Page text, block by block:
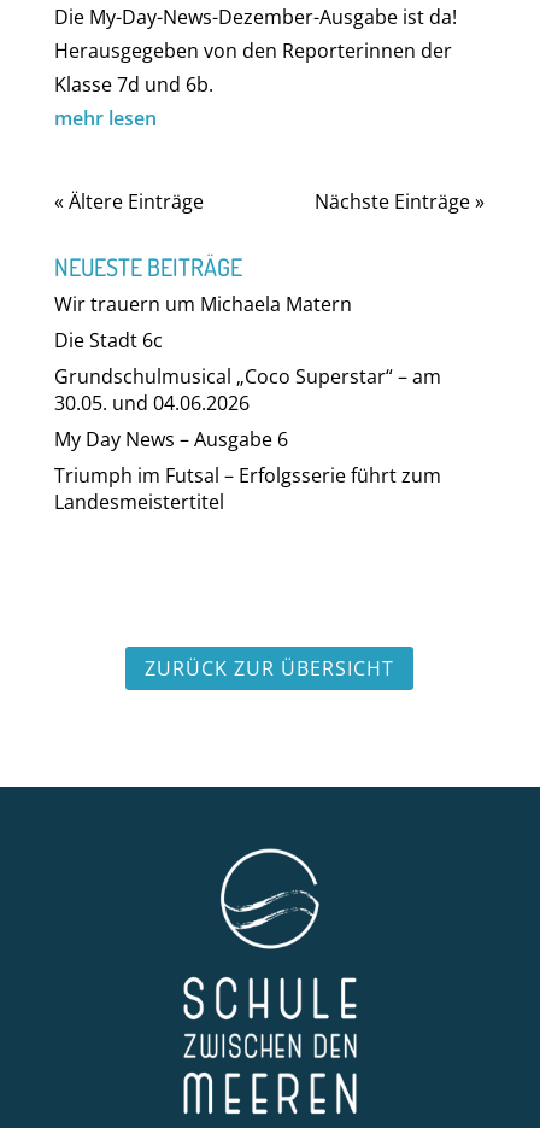
Die My-Day-News-Dezember-Ausgabe ist da!
Herausgegeben von den Reporterinnen der
Klasse 7d und 6b.
mehr lesen
« Ältere Einträge Nächste Einträge »
NEUESTE BEITRÄGE
Wir trauern um Michaela Matern
Die Stadt 6c
Grundschulmusical „Coco Superstar“ – am
30.05. und 04.06.2026
My Day News – Ausgabe 6
Triumph im Futsal – Erfolgsserie führt zum
Landesmeistertitel
ZURÜCK ZUR ÜBERSICHT